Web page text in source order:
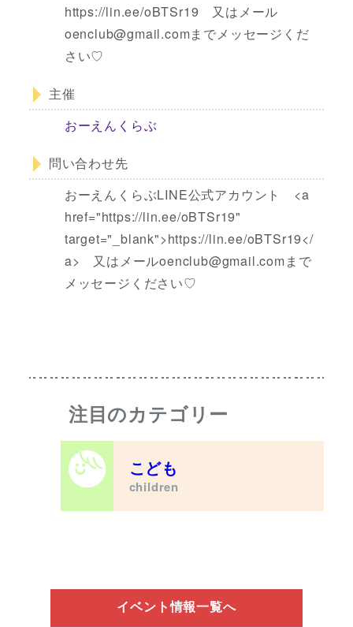
https://lin.ee/oBTSr19 又はメール
oenclub@gmail.comまでメッセージくだ
さい♡
主催
おーえんくらぶ
問い合わせ先
おーえんくらぶLINE公式アカウント <a
href="https://lin.ee/oBTSr19"
target="_blank">https://lin.ee/oBTSr19</
a> 又はメールoenclub@gmail.comまで
メッセージください♡
注目のカテゴリー
こども
children
イベント情報一覧へ